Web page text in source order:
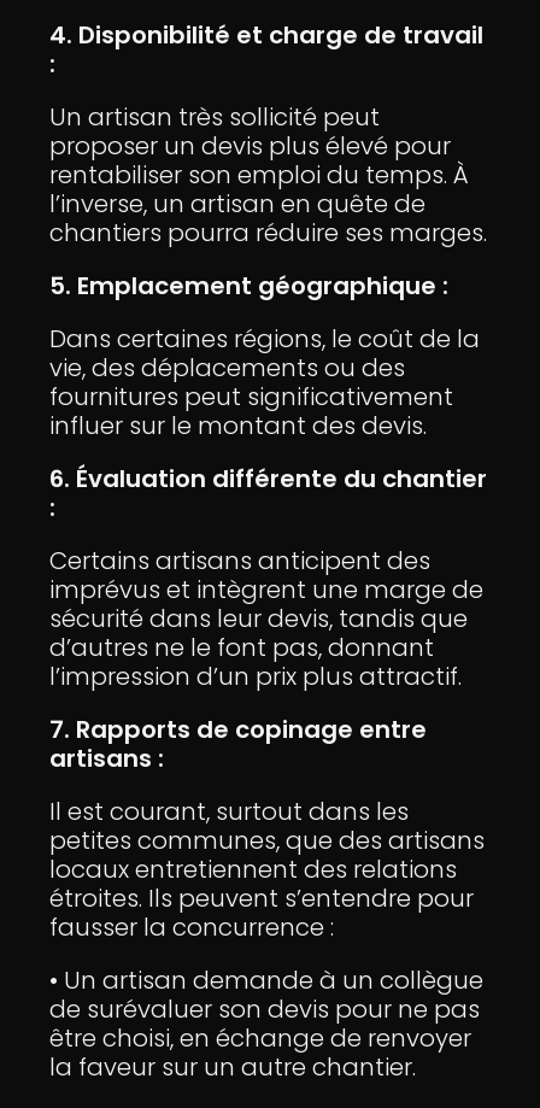
4. Disponibilité et charge de travail
:
Un artisan très sollicité peut
proposer un devis plus élevé pour
rentabiliser son emploi du temps. À
l’inverse, un artisan en quête de
chantiers pourra réduire ses marges.
5. Emplacement géographique :
Dans certaines régions, le coût de la
vie, des déplacements ou des
fournitures peut significativement
influer sur le montant des devis.
6. Évaluation différente du chantier
:
Certains artisans anticipent des
imprévus et intègrent une marge de
sécurité dans leur devis, tandis que
d’autres ne le font pas, donnant
l’impression d’un prix plus attractif.
7. Rapports de copinage entre
artisans :
Il est courant, surtout dans les
petites communes, que des artisans
locaux entretiennent des relations
étroites. Ils peuvent s’entendre pour
fausser la concurrence :
• Un artisan demande à un collègue
de surévaluer son devis pour ne pas
être choisi, en échange de renvoyer
la faveur sur un autre chantier.